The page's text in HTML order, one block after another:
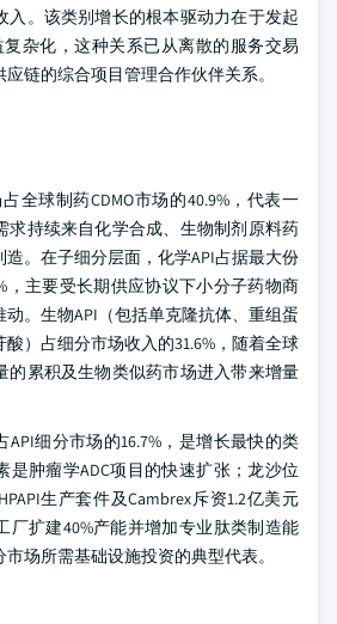
入。该类别增长的根本驱动力在于发起
复杂化，这种关系已从离散的服务交易
链的综合项目管理合作伙伴关系。
全球制药CDMO市场的40.9%，代表一
求持续来自化学合成、生物制剂原料药
。在子细分层面，化学API占据最大份
，主要受长期供应协议下小分子药物商
。生物API（包括单克隆抗体、重组蛋
）占细分市场收入的31.6%，随着全球
的累积及生物类似药市场进入带来增量
API细分市场的16.7%，是增长最快的类
是肿瘤学ADC项目的快速扩张；龙沙位
生产套件及Cambrex斥资1.2亿美元
厂扩建40%产能并增加专业肽类制造能
场所需基础设施投资的典型代表。